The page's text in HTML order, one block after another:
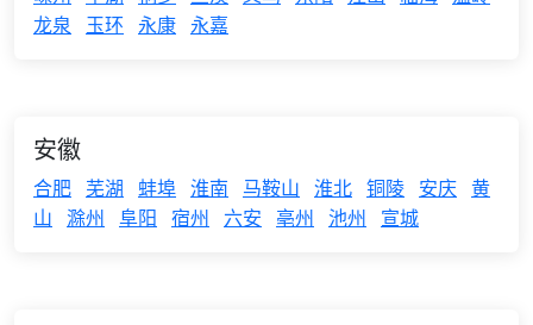
龙泉
玉环 永康 永嘉
安徽
合肥 芜湖 蚌埠 淮南 马鞍山 淮北 铜陵 安庆 黄
山 滁州 阜阳 宿州 六安 亳州 池州 宣城